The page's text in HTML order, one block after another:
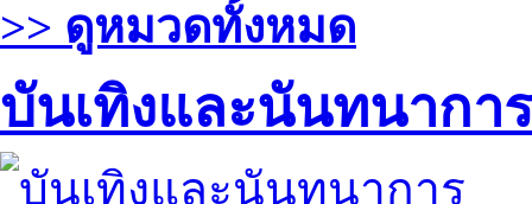
>> ดูหมวดทั้งหมด
บันเทิงและนันทนาการ